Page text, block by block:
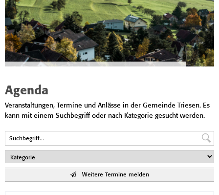
Agenda
Veranstaltungen, Termine und Anlässe in der Gemeinde Triesen. Es
kann mit einem Suchbegriff oder nach Kategorie gesucht werden.
Weitere Termine melden